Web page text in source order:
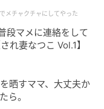
本作で、女性版の
マークの笑顔を完
逆手居合い斬りの
頼らない迫真の殺
俳優としての才能
メチャクチャにしてやった
段マメに連絡をして
れ妻なつこ Vol.1】
晒すママ、大丈夫か
ら。